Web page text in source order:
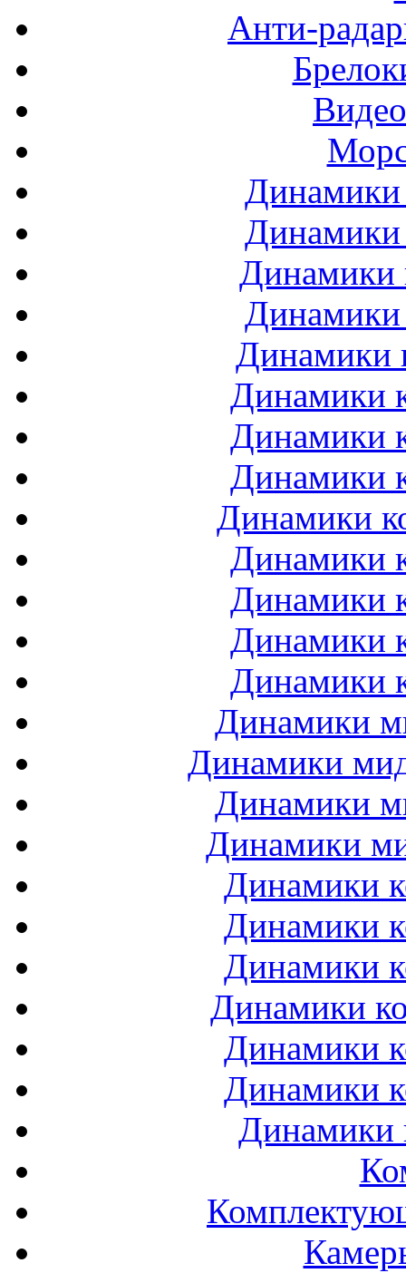
Анти-
Динамики
Динамики
Динамики
Динамики
Динамики
Динамики
Динамики
Динамики
Динамики
Динамики
Динамики
Динамики
Динамики
Динамики
Динамики
Динамики
Динамики
Динамики
Динамики
Динамики
Динамики
Динамики
Динамики
Динамики